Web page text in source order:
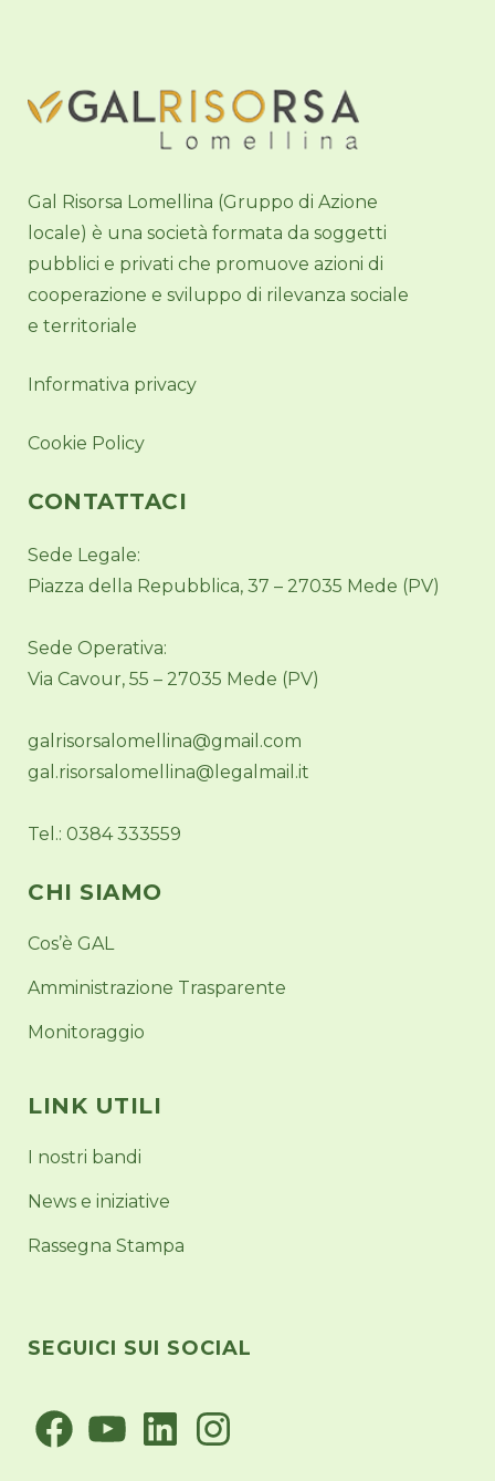
Gal Risorsa Lomellina (Gruppo di Azione
locale) è una società formata da soggetti
pubblici e privati che promuove azioni di
cooperazione e sviluppo di rilevanza sociale
e territoriale
Informativa privacy
Cookie Policy
CONTATTACI
Sede Legale:
Piazza della Repubblica, 37 – 27035 Mede (PV)
Sede Operativa:
Via Cavour, 55 – 27035 Mede (PV)
galrisorsalomellina@gmail.com
gal.risorsalomellina@legalmail.it
Tel.: 0384 333559
CHI SIAMO
Cos’è GAL
Amministrazione Trasparente
Monitoraggio
LINK UTILI
I nostri bandi
News e iniziative
Rassegna Stampa
SEGUICI SUI SOCIAL
FacebookYouTubeLinkedInInstagram